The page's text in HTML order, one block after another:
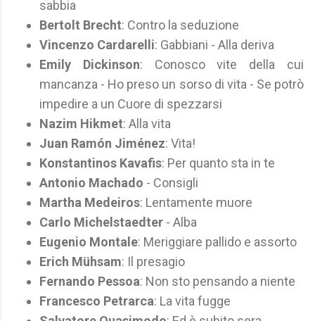
sabbia
Bertolt Brecht: Contro la seduzione
Vincenzo Cardarelli: Gabbiani - Alla deriva
Emily Dickinson: Conosco vite della cui
mancanza - Ho preso un sorso di vita - Se potrò
impedire a un Cuore di spezzarsi
Nazim Hikmet: Alla vita
Juan Ramón Jiménez: Vita!
Konstantinos Kavafis: Per quanto sta in te
Antonio Machado - Consigli
Martha Medeiros: Lentamente muore
Carlo Michelstaedter - Alba
Eugenio Montale: Meriggiare pallido e assorto
Erich Mühsam: Il presagio
Fernando Pessoa: Non sto pensando a niente
Francesco Petrarca: La vita fugge